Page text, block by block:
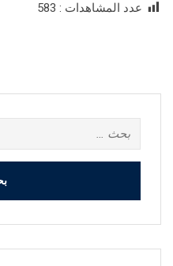
عدد المشاهدات : 583
عن: